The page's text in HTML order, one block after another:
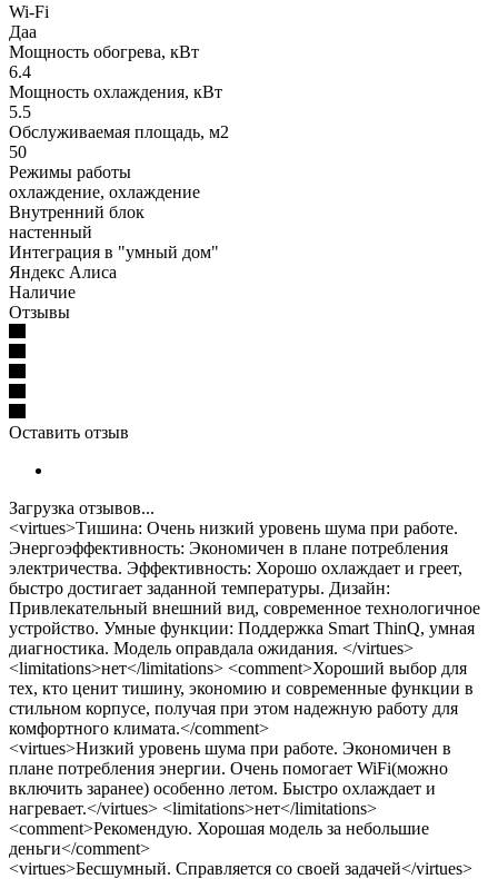
Wi-Fi
Даа
Мощность обогрева, кВт
6.4
Мощность охлаждения, кВт
5.5
Обслуживаемая площадь, м2
50
Режимы работы
охлаждение, охлаждение
Внутренний блок
настенный
Интеграция в "умный дом"
Яндекс Алиса
Наличие
Отзывы
Оставить отзыв
Загрузка отзывов...
<virtues>Тишина: Очень низкий уровень шума при работе.
Энергоэффективность: Экономичен в плане потребления
электричества. Эффективность: Хорошо охлаждает и греет,
быстро достигает заданной температуры. Дизайн:
Привлекательный внешний вид, современное технологичное
устройство. Умные функции: Поддержка Smart ThinQ, умная
диагностика. Модель оправдала ожидания. </virtues>
<limitations>нет</limitations> <comment>Хороший выбор для
тех, кто ценит тишину, экономию и современные функции в
стильном корпусе, получая при этом надежную работу для
комфортного климата.</comment>
<virtues>Низкий уровень шума при работе. Экономичен в
плане потребления энергии. Очень помогает WiFi(можно
включить заранее) особенно летом. Быстро охлаждает и
нагревает.</virtues> <limitations>нет</limitations>
<comment>Рекомендую. Хорошая модель за небольшие
деньги</comment>
<virtues>Бесшумный. Справляется со своей задачей</virtues>